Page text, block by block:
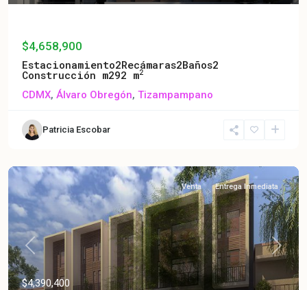
$4,658,900
Estacionamiento2Recámaras2Baños2
Construcción m292 m2
CDMX, Álvaro Obregón, Tizampampano
Patricia Escobar
Previous Next
Venta Entrega Inmediata
$4,390,400